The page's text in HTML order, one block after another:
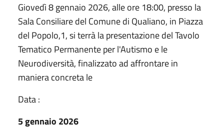
Giovedì 8 gennaio 2026, alle ore 18:00, presso la
Sala Consiliare del Comune di Qualiano, in Piazza
del Popolo,1, si terrà la presentazione del Tavolo
Tematico Permanente per l'Autismo e le
Neurodiversità, finalizzato ad affrontare in
maniera concreta le
Data :
5 gennaio 2026